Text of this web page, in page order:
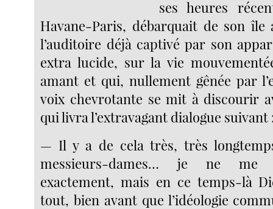
ses heures
Havane-Paris, débarquait de son île
l’auditoire déjà captivé par son
extra lucide, sur la vie
amant et qui, nullement gênée par
voix chevrotante se mit à discourir
qui livra l’extravagant dialogue suivant
— Il y a de cela très, très
messieurs-dames… je ne me
exactement, mais en ce temps-là
tout, bien avant que l’idéologie